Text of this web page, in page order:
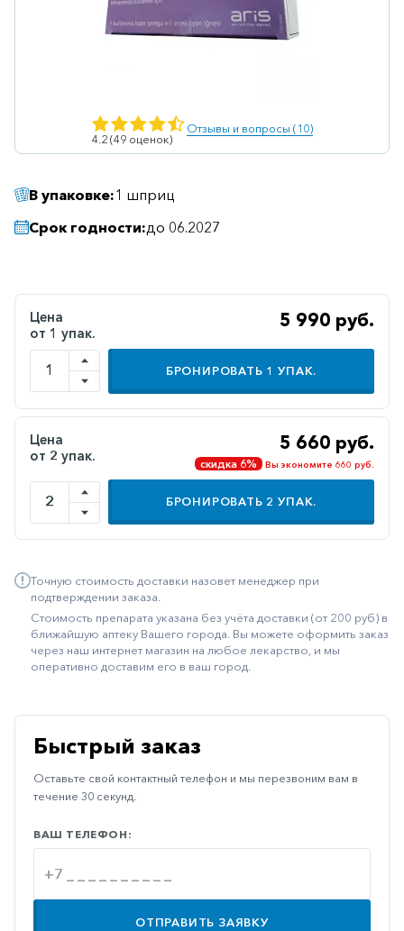
Ветеринарные
Гепатопротекторы
Диабетические
Желудочно-
кишечные
Иммунодепрессанты
Климактерические
Метаболизм
Минеральный
обмен
средства
Неврологические
Остеопороз
Паркинсон
Противоаллергические
Противовирусные
Противогрибковые
Противоопухолевые
Противоподагрические
4.2 (49 оценок)
Отзывы и вопросы (10)
В упаковке:1 шприц
Срок годности:до 06.2027
Цена
от 1 упак.
5 990 руб.
БРОНИРОВАТЬ 1 УПАК.
Цена
от 2 упак.
5 660 руб.
скидка 6% Вы экономите 660 руб.
БРОНИРОВАТЬ 2 УПАК.
Точную стоимость доставки назовет менеджер при
подтверждении заказа.
Стоимость препарата указана без учёта доставки (от 200 руб) в
ближайшую аптеку Вашего города. Вы можете оформить заказ
через наш интернет магазин на любое лекарство, и мы
оперативно доставим его в ваш город.
Быстрый заказ
Оставьте свой контактный телефон и мы перезвоним вам в
течение 30 секунд.
ВАШ ТЕЛЕФОН:
ОТПРАВИТЬ ЗАЯВКУ